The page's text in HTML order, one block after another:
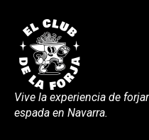
Vive la experiencia de
espada en Navarra.